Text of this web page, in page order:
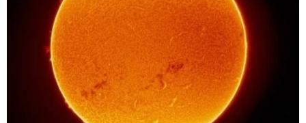
#Thủ tướng Phạm Minh Chính
#G7 mở rộng
#biến đổi khí hậu
#chuyển đổi năng lượng
#bảo vệ môi trường